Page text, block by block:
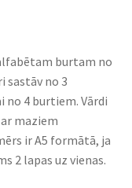
burtam no
sastāv no 3
no 4 burtiem. Vārdi
maziem
ir A5 formātā, ja
2 lapas uz vienas.